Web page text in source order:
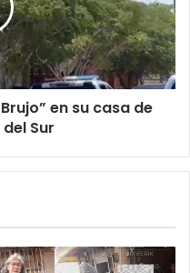
en su casa de
Sur